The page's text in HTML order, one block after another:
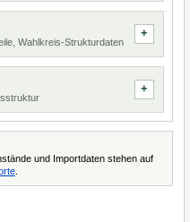
Wahlkreis-Strukturdaten
und Importdaten stehen auf